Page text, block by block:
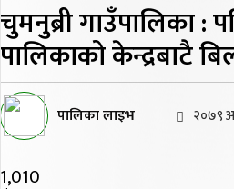
चुमनुब्री गाउँपालिका :
पालिकाको केन्द्रबाटै
पालिका लाइभ २०७९
1,010